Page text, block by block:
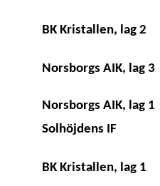
BK Kristallen, lag 2
Norsborgs AIK, lag 3
Norsborgs AIK, lag 1
Solhöjdens IF
BK Kristallen, lag 1